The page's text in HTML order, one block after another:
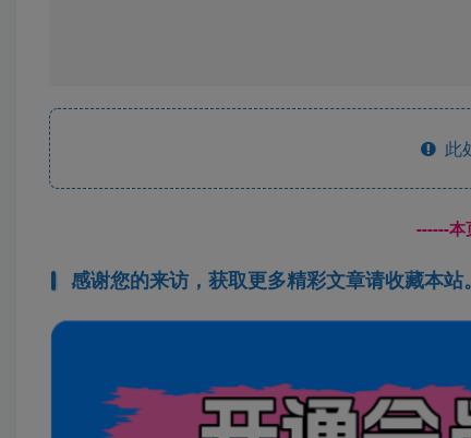
此
------本
感谢您的来访，获取更多精彩文章请收藏本站。